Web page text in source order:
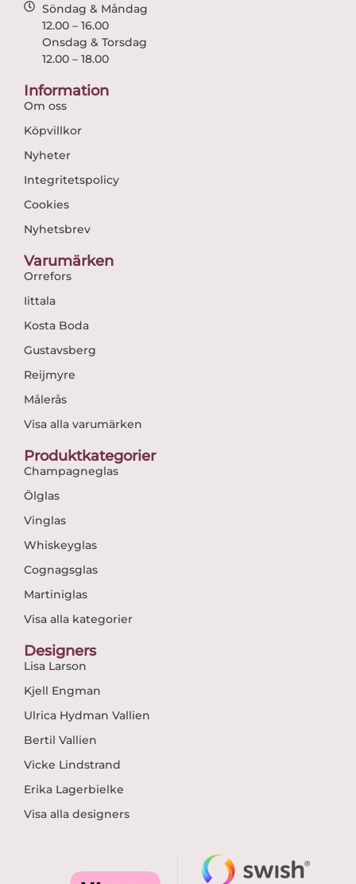
Söndag & Måndag
12.00 – 16.00
Onsdag & Torsdag
12.00 – 18.00
Information
Om oss
Köpvillkor
Nyheter
Integritetspolicy
Cookies
Nyhetsbrev
Varumärken
Orrefors
Iittala
Kosta Boda
Gustavsberg
Reijmyre
Målerås
Visa alla varumärken
Produktkategorier
Champagneglas
Ölglas
Vinglas
Whiskeyglas
Cognagsglas
Martiniglas
Visa alla kategorier
Designers
Lisa Larson
Kjell Engman
Ulrica Hydman Vallien
Bertil Vallien
Vicke Lindstrand
Erika Lagerbielke
Visa alla designers